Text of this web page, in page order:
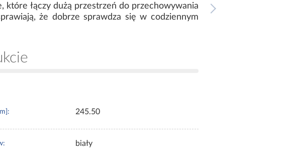
które łączy dużą przestrzeń do przechowywania
że dobrze sprawdza się w codziennym
245.50
biały